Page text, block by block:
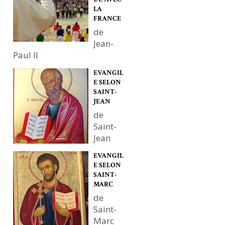
LA
FRANCE
de
Jean-
Paul II
EVANGIL
E SELON
SAINT-
JEAN
de
Saint-
Jean
EVANGIL
E SELON
SAINT-
MARC
de
Saint-
Marc